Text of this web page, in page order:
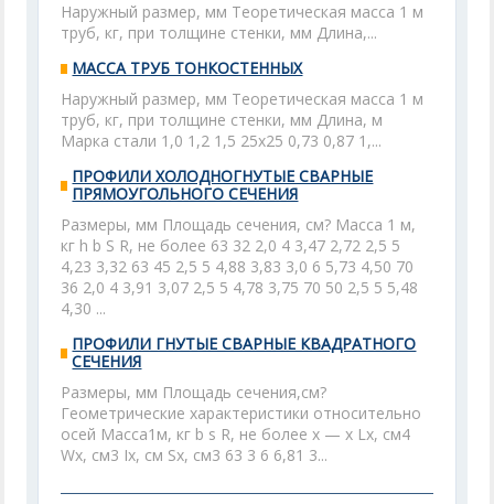
Наружный размер, мм Теоретическая масса 1 м
труб, кг, при толщине стенки, мм Длина,...
МАССА ТРУБ ТОНКОСТЕННЫХ
Наружный размер, мм Теоретическая масса 1 м
труб, кг, при толщине стенки, мм Длина, м
Марка стали 1,0 1,2 1,5 25х25 0,73 0,87 1,...
ПРОФИЛИ ХОЛОДНОГНУТЫЕ СВАРНЫЕ
ПРЯМОУГОЛЬНОГО СЕЧЕНИЯ
Размеры, мм Площадь сечения, см? Масса 1 м,
кг h b S R, не более 63 32 2,0 4 3,47 2,72 2,5 5
4,23 3,32 63 45 2,5 5 4,88 3,83 3,0 6 5,73 4,50 70
36 2,0 4 3,91 3,07 2,5 5 4,78 3,75 70 50 2,5 5 5,48
4,30 ...
ПРОФИЛИ ГНУТЫЕ СВАРНЫЕ КВАДРАТНОГО
СЕЧЕНИЯ
Размеры, мм Площадь сечения,см?
Геометрические характеристики относительно
осей Масса1м, кг b s R, не более x — х Lx, см4
Wx, см3 Ix, см Sx, см3 63 3 6 6,81 3...